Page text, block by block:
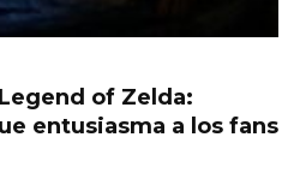
of Zelda:
entusiasma a los fans